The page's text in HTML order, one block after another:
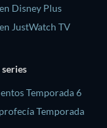
Disney Plus
JustWatch TV
Temporada 6
Temporada